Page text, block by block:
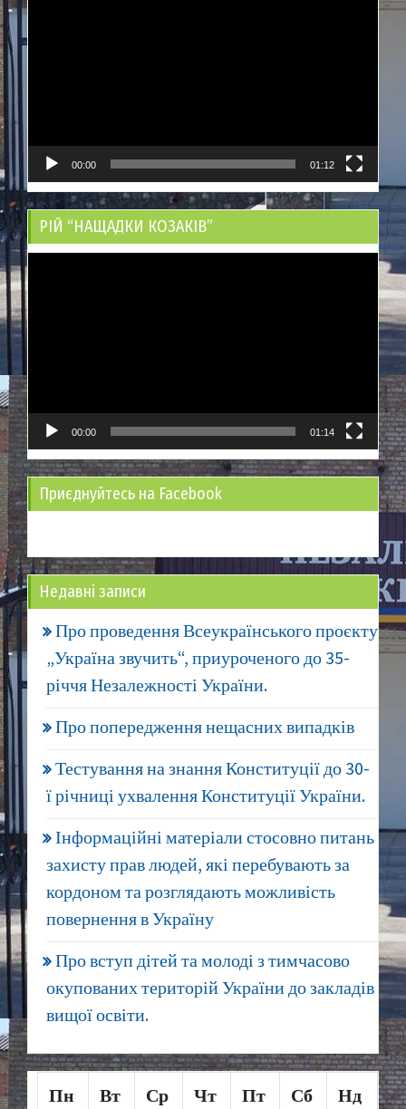
00:00 01:12
РІЙ “НАЩАДКИ КОЗАКІВ”
00:00 01:14
Приєднуйтесь на Facebook
Недавні записи
Про проведення Всеукраїнського проєкту
„Україна звучить“, приуроченого до 35-
річчя Незалежності України.
Про попередження нещасних випадків
Тестування на знання Конституції до 30-
ї річниці ухвалення Конституції України.
Інформаційні матеріали стосовно питань
захисту прав людей, які перебувають за
кордоном та розглядають можливість
повернення в Україну
Про вступ дітей та молоді з тимчасово
окупованих територій України до закладів
вищої освіти.
Пн Вт Ср Чт Пт Сб Нд